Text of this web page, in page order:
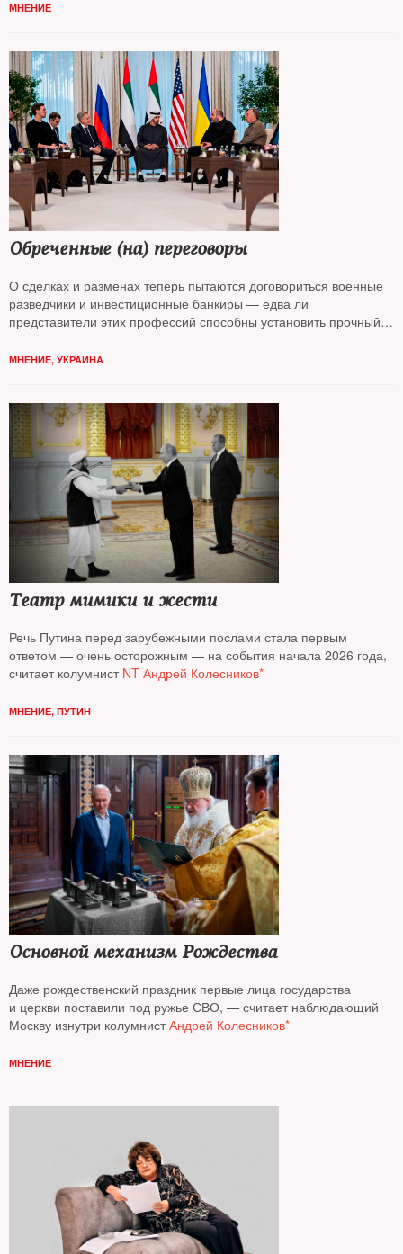
МНЕНИЕ
Обреченные (на) переговоры
О сделках и разменах теперь пытаются договориться военные
разведчики и инвестиционные банкиры — едва ли
представители этих профессий способны установить прочный
МНЕНИЕ, УКРАИНА
Театр мимики и жести
Речь Путина перед зарубежными послами стала первым
ответом — очень осторожным — на события начала 2026 года,
считает колумнист NT Андрей Колесников*
МНЕНИЕ, ПУТИН
Основной механизм Рождества
Даже рождественский праздник первые лица государства
и церкви поставили под ружье СВО, — считает наблюдающий
Москву изнутри колумнистАндрей Колесников*
МНЕНИЕ